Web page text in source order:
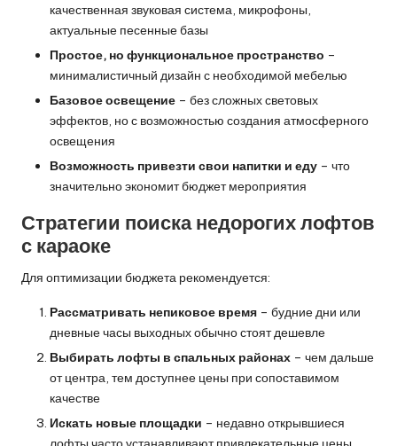
качественная звуковая система, микрофоны,
актуальные песенные базы
Простое, но функциональное пространство –
минималистичный дизайн с необходимой мебелью
Базовое освещение – без сложных световых
эффектов, но с возможностью создания атмосферного
освещения
Возможность привезти свои напитки и еду – что
значительно экономит бюджет мероприятия
Стратегии поиска недорогих лофтов
с караоке
Для оптимизации бюджета рекомендуется:
Рассматривать непиковое время – будние дни или
дневные часы выходных обычно стоят дешевле
Выбирать лофты в спальных районах – чем дальше
от центра, тем доступнее цены при сопоставимом
качестве
Искать новые площадки – недавно открывшиеся